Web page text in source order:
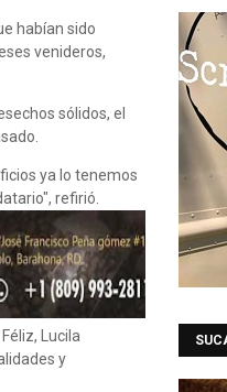
habían sido
venideros,
sólidos, el
ya lo tenemos
refirió.
Lucila
y